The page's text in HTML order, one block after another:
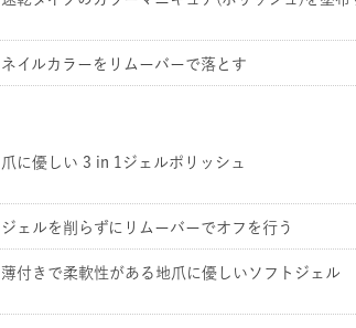
ネイルカラーをリムーバーで落とす
爪に優しい 3 in 1ジェルポリッシュ
ジェルを削らずにリムーバーでオフを行う
薄付きで柔軟性がある地爪に優しいソフトジェル